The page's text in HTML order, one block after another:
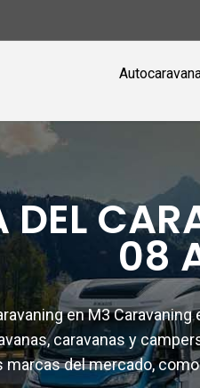
DEL
08
en M3 Caravaning
caravanas y
del mercado,